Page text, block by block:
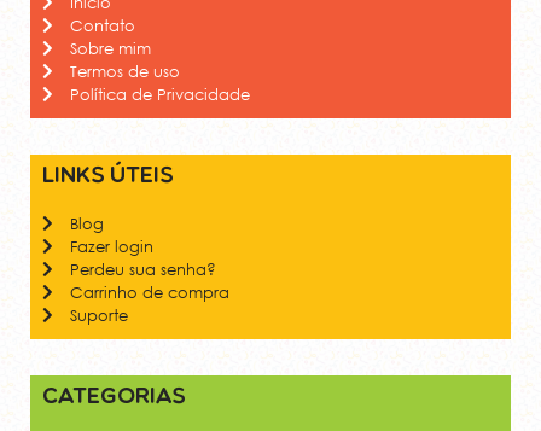
Contato
Sobre mim
Termos de uso
Política de Privacidade
Links úteis
Blog
Fazer login
Perdeu sua senha?
Carrinho de compra
Suporte
Categorias